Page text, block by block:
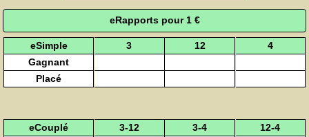
eRapports pour 1 €
eSimple 3 12
4
Gagnant
Placé
eCouplé 3-12 3-4
12-4